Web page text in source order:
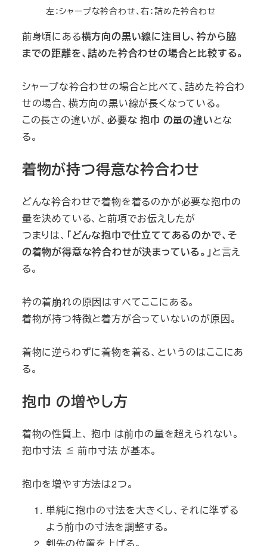
左：シャープな衿合わせ、右：詰めた衿合わせ
前身頃にある横方向の黒い線に注目し、衿から脇
までの距離を、詰めた衿合わせの場合と比較する。
シャープな衿合わせの場合と比べて、詰めた衿合わ
せの場合、横方向の黒い線が長くなっている。
この長さの違いが、 必要な 抱巾 の量の違いとな
る。
着物が持つ得意な衿合わせ
どんな衿合わせで着物を着るのかが必要な抱巾の
量を決めている、と前項でお伝えしたが
つまりは、 「どんな抱巾で仕立ててあるのかで、そ
の着物が得意な衿合わせが決まっている。」と言え
る。
衿の着崩れの原因はすべてここにある。
着物が持つ特徴と着方が合っていないのが原因。
着物に逆らわずに着物を着る、というのはここにあ
る。
抱巾 の増やし方
着物の性質上、 抱巾 は前巾の量を超えられない。
抱巾寸法 ≦ 前巾寸法 が基本。
抱巾を増やす方法は2つ。
単純に抱巾の寸法を大きくし、それに準ずる
よう前巾の寸法を調整する。